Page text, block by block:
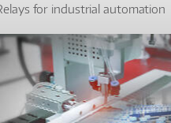
for industrial automation